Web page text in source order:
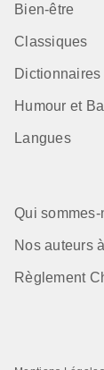
Bien-être
Classiques
Humour et
Langues
Qui sommes-
Nos auteurs
Règlement